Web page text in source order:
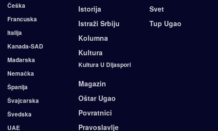
Češka
Francuska
Italija
Kanada-SAD
Mađarska
Nemačka
Španija
Švajcarska
Švedska
UAE
Istorija
Istraži Srbiju
Kolumna
Kultura
Kultura U Dijaspori
Magazin
Oštar Ugao
Povratnici
Pravoslavlje
Svet
Tup Ugao